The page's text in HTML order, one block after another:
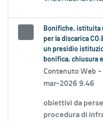
Bonifiche, istituita
per la discarica
un presidio
bonifica, chiusura
Contenuto Web -
mar-2026 9.46
obiettivi da
procedura di